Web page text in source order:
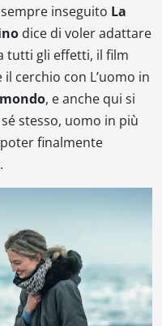
inseguito La
dice di voler adattare
tutti gli effetti, il film
il cerchio con L’uomo in
, e anche qui si
stesso, uomo in più
finalmente